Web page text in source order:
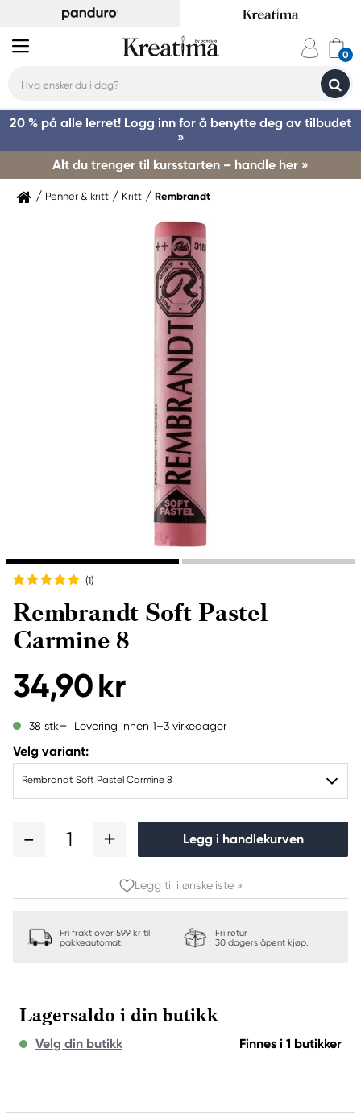
20 % på alle lerret! Logg inn for å benytte deg av tilbudet
»
Alt du trenger til kursstarten – handle her »
Penner & kritt Kritt Rembrandt
(1)
Rembrandt Soft Pastel
Carmine 8
34,90 kr
38 stk Levering innen 1–3 virkedager
Velg variant:
Rembrandt Soft Pastel Carmine 8
1 Legg i handlekurven
Legg til i ønskeliste »
Fri frakt over 599 kr til
pakkeautomat.
Fri retur
30 dagers åpent kjøp.
Lagersaldo i din butikk
Velg din butikk Finnes i 1 butikker